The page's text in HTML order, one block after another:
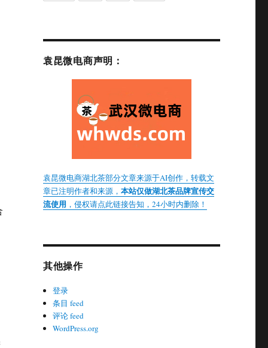
袁昆微电商声明：
袁昆微电商湖北茶部分文章来源于AI创作，转载文
章已注明作者和来源， 本站仅做湖北茶品牌宣传交
流使用 ，侵权请点此链接告知，24小时内删除！
其他操作
登录
条目 feed
评论 feed
WordPress.org